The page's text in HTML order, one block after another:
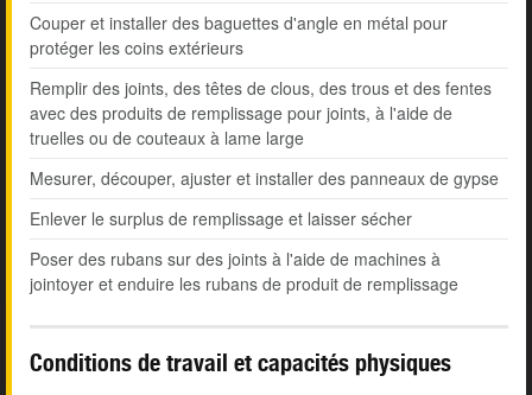
Couper et installer des baguettes d'angle en métal pour
protéger les coins extérieurs
Remplir des joints, des têtes de clous, des trous et des fentes
avec des produits de remplissage pour joints, à l'aide de
truelles ou de couteaux à lame large
Mesurer, découper, ajuster et installer des panneaux de gypse
Enlever le surplus de remplissage et laisser sécher
Poser des rubans sur des joints à l'aide de machines à
jointoyer et enduire les rubans de produit de remplissage
Conditions de travail et capacités physiques